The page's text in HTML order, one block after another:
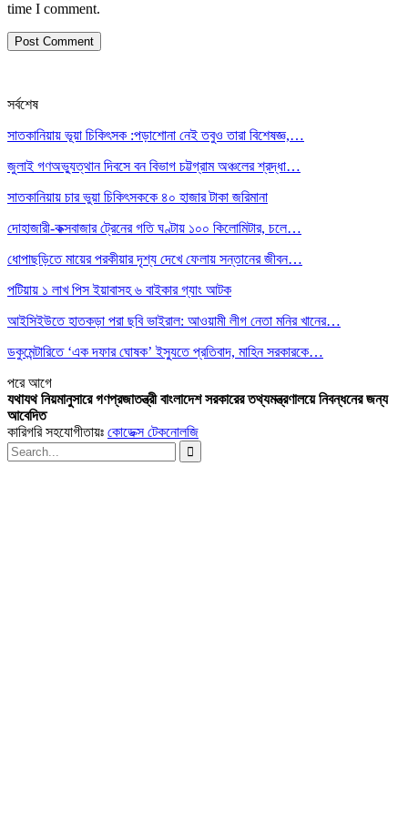
time I comment.
সর্বশেষ
সাতকানিয়ায় ভূয়া চিকিৎসক :পড়াশোনা নেই তবুও তারা বিশেষজ্ঞ,…
জুলাই গণঅভ্যুত্থান দিবসে বন বিভাগ চট্টগ্রাম অঞ্চলের শ্রদ্ধা…
সাতকানিয়ায় চার ভুয়া চিকিৎসককে ৪০ হাজার টাকা জরিমানা
দোহাজারী-কক্সবাজার ট্রেনের গতি ঘণ্টায় ১০০ কিলোমিটার, চলে…
ধোপাছড়িতে মায়ের পরকীয়ার দৃশ্য দেখে ফেলায় সন্তানের জীবন…
পটিয়ায় ১ লাখ পিস ইয়াবাসহ ৬ বাইকার গ্যাং আটক
আইসিইউতে হাতকড়া পরা ছবি ভাইরাল: আওয়ামী লীগ নেতা মনির খানের…
ডকুমেন্টারিতে ‘এক দফার ঘোষক’ ইস্যুতে প্রতিবাদ, মাহিন সরকারকে…
পরেআগে
যথাযথ নিয়মানুসারে গণপ্রজাতন্ত্রী বাংলাদেশ সরকারের তথ্যমন্ত্রণালয়ে নিবন্ধনের জন্য
আবেদিত
কারিগরি সহযোগীতায়ঃ কোডেক্স টেকনোলজি